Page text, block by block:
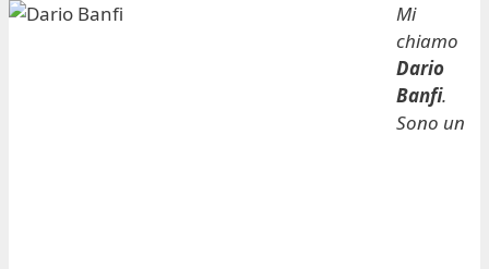
Mi
chiamo
Dario
Banfi.
Sono un